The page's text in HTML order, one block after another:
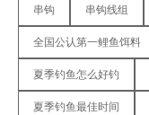
串钩 串钩线组
全国公认第一鲤鱼饵料
夏季钓鱼怎么好钓
夏季钓鱼最佳时间